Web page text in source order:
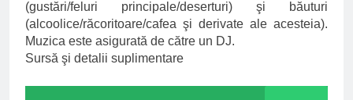
(gustări/feluri principale/deserturi) şi băuturi
(alcoolice/răcoritoare/cafea şi derivate ale acesteia).
Muzica este asigurată de către un DJ.
Sursă şi detalii suplimentare